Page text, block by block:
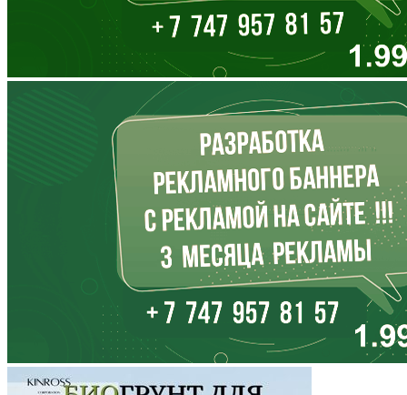
Запорожская область
Ивановская область
Иркутская область
Кабардино-Балкария
Калининградская область
Калмыкия
Калужская область
Камчатский край
Карачаево-Черкесия
Карелия